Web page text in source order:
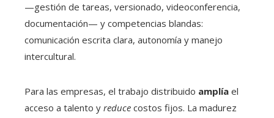
—gestión de tareas, versionado, videoconferencia,
documentación— y competencias blandas:
comunicación escrita clara, autonomía y manejo
intercultural.
Para las empresas, el trabajo distribuido amplía el
acceso a talento y reduce costos fijos. La madurez